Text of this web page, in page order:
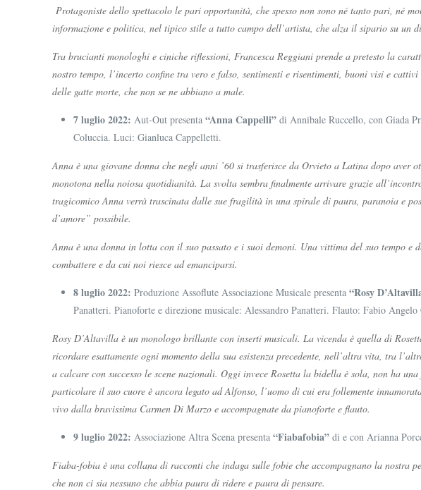
Protagoniste dello spettacolo le pari opportunità, che spesso non sono né tanto pari, né
informazione e politica, nel tipico stile a tutto campo dell’artista, che alza il sipario su un
Tra brucianti monologhi e ciniche riflessioni, Francesca Reggiani prende a pretesto la
nostro tempo, l’incerto confine tra vero e falso, sentimenti e risentimenti, buoni visi e
delle gatte morte, che non se ne abbiano a male.
7 luglio 2022:Aut-Out presenta “Anna Cappelli”di Annibale Ruccello, con Giada
Coluccia. Luci: Gianluca Cappelletti.
Anna è una giovane donna che negli anni ’60 si trasferisce da Orvieto a Latina dopo
monotona nella noiosa quotidianità. La svolta sembra finalmente arrivare grazie
tragicomico Anna verrà trascinata dalle sue fragilità in una spirale di paura, paranoia e
d’amore” possibile.
Anna è una donna in lotta con il suo passato e i suoi demoni. Una vittima del suo tempo e
combattere e da cui noi riesce ad emanciparsi.
8 luglio 2022: Produzione Assoflute Associazione Musicale presenta“Rosy
Panatteri. Pianoforte e direzione musicale: Alessandro Panatteri. Flauto: Fabio Angelo
Rosy D’Altavilla è un monologo brillante con inserti musicali. La vicenda è quella di
ricordare esattamente ogni momento della sua esistenza precedente, nell’altra vita, tra
a calcare con successo le scene nazionali. Oggi invece Rosetta la bidella è sola, non ha
particolare il suo cuore è ancora legato ad Alfonso, l’uomo di cui era follemente
vivo dalla bravissima Carmen Di Marzo e accompagnate da pianoforte e flauto.
9 luglio 2022: Associazione Altra Scena presenta“Fiabafobia” di e con Arianna
Fiaba-fobia è una collana di racconti che indaga sulle fobie che accompagnano la nostra
che non ci sia nessuno che abbia paura di ridere e paura di pensare.